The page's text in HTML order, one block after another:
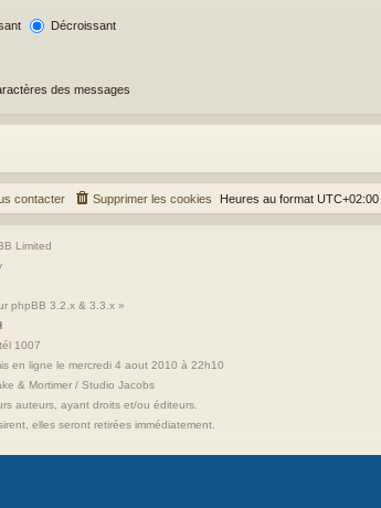
Décroissant
des messages
Heures au format UTC+02:00
Supprimer les cookies
contacter
Limited
phpBB 3.2.x & 3.3.x »
1007
en ligne le mercredi 4 aout 2010 à 22h10
& Mortimer / Studio Jacobs
auteurs, ayant droits et/ou éditeurs.
elles seront retirées immédiatement.